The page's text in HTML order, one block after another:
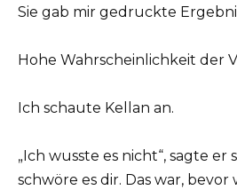
Sie gab mir gedruckte
Hohe Wahrscheinlichkeit der
Ich schaute Kellan an.
„Ich wusste es nicht“, sagte er
schwöre es dir. Das war, bevor